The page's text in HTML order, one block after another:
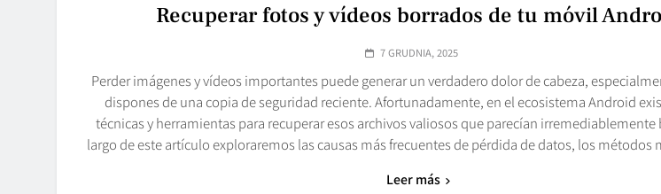
Recuperar fotos y vídeos borrados de tu móvil
7 GRUDNIA, 2025
Perder imágenes y vídeos importantes puede generar un verdadero dolor de cabeza,
dispones de una copia de seguridad reciente. Afortunadamente, en el ecosistema Android
técnicas y herramientas para recuperar esos archivos valiosos que parecían irremediablemente
largo de este artículo exploraremos las causas más frecuentes de pérdida de datos, los métodos
Leer más